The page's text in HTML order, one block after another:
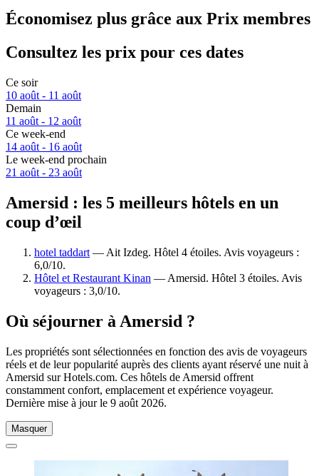
Économisez plus grâce aux Prix membres
Consultez les prix pour ces dates
Ce soir
10 août - 11 août
Demain
11 août - 12 août
Ce week-end
14 août - 16 août
Le week-end prochain
21 août - 23 août
Amersid : les 5 meilleurs hôtels en un
coup d’œil
hotel taddart — Ait Izdeg. Hôtel 4 étoiles. Avis voyageurs :
6,0/10.
Hôtel et Restaurant Kinan — Amersid. Hôtel 3 étoiles. Avis
voyageurs : 3,0/10.
Où séjourner à Amersid ?
Les propriétés sont sélectionnées en fonction des avis de voyageurs
réels et de leur popularité auprès des clients ayant réservé une nuit à
Amersid sur Hotels.com. Ces hôtels de Amersid offrent
constamment confort, emplacement et expérience voyageur.
Dernière mise à jour le 9 août 2026.
Masquer